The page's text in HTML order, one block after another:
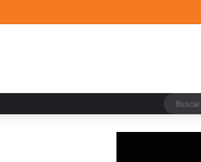
obras de artistas emergentes y consolidados